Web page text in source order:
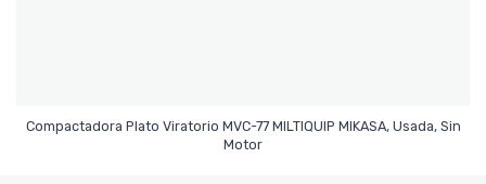
Compactadora Plato Viratorio MVC-77 MILTIQUIP MIKASA, Usada, Sin
Motor
Leer Más